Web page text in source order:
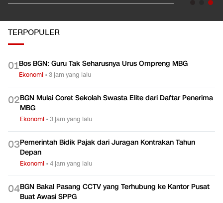
TERPOPULER
01Bos BGN: Guru Tak Seharusnya Urus Ompreng MBG
Ekonomi •3 jam yang lalu
02BGN Mulai Coret Sekolah Swasta Elite dari Daftar Penerima
MBG
Ekonomi •3 jam yang lalu
03Pemerintah Bidik Pajak dari Juragan Kontrakan Tahun
Depan
Ekonomi •4 jam yang lalu
04BGN Bakal Pasang CCTV yang Terhubung ke Kantor Pusat
Buat Awasi SPPG